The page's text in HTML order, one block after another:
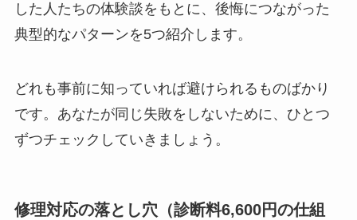
した人たちの体験談をもとに、後悔につながった
典型的なパターンを5つ紹介します。
どれも事前に知っていれば避けられるものばかり
です。あなたが同じ失敗をしないために、ひとつ
ずつチェックしていきましょう。
修理対応の落とし穴（診断料6,600円の仕組